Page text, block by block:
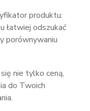
produktu:
łatwiej odszukać
porównywaniu
nie tylko ceną,
do Twoich